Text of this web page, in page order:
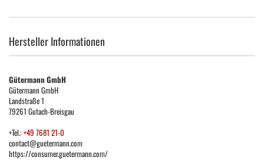
Hersteller Informationen
Gütermann GmbH
Gütermann GmbH
Landstraße 1
79261 Gutach-Breisgau
+Tel.:+49 7681 21-0
contact@guetermann.com
https://consumer.guetermann.com/